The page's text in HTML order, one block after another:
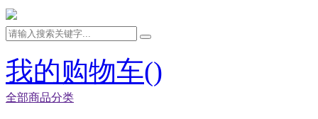
我的购物车()
全部商品分类